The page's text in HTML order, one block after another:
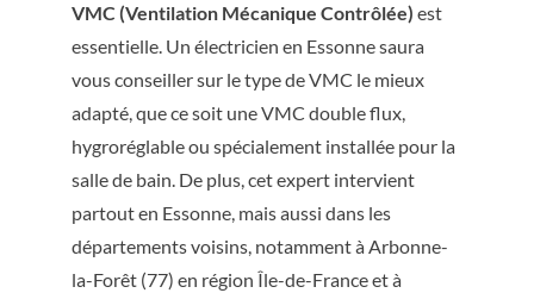
VMC (Ventilation Mécanique Contrôlée) est
essentielle. Un électricien en Essonne saura
vous conseiller sur le type de VMC le mieux
adapté, que ce soit une VMC double flux,
hygroréglable ou spécialement installée pour la
salle de bain. De plus, cet expert intervient
partout en Essonne, mais aussi dans les
départements voisins, notamment à Arbonne-
la-Forêt (77) en région Île-de-France et à